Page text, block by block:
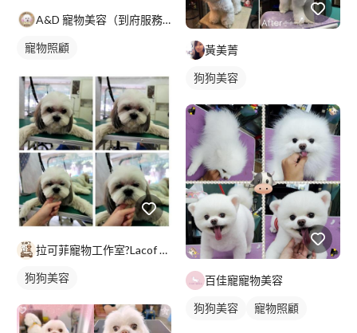
A&D 寵物美容（到府服務）
寵物照顧
拉可菲寵物工作室?Lacof Pet Studio
狗狗美容
黃美菁
狗狗美容
百佳寵寵物美容
狗狗美容 寵物照顧